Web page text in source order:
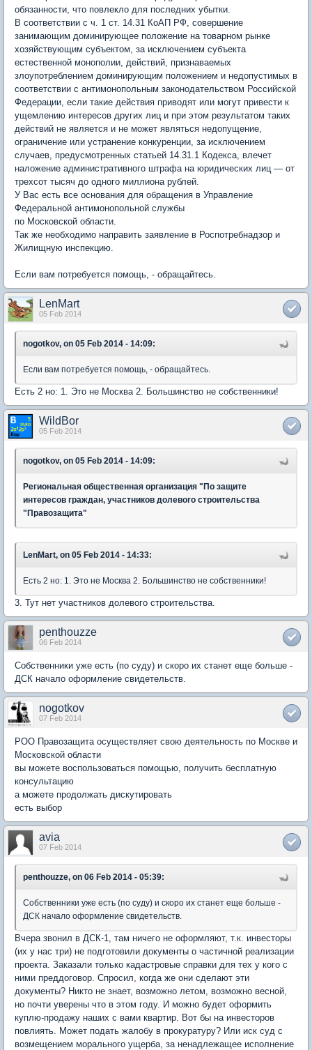
обязанности, что повлекло для последних убытки.
В соответствии с ч. 1 ст. 14.31 КоАП РФ, совершение
занимающим доминирующее положение на товарном рынке
хозяйствующим субъектом, за исключением субъекта
естественной монополии, действий, признаваемых
злоупотреблением доминирующим положением и недопустимых в
соответствии с антимонопольным законодательством Российской
Федерации, если такие действия приводят или могут привести к
ущемлению интересов других лиц и при этом результатом таких
действий не является и не может являться недопущение,
ограничение или устранение конкуренции, за исключением
случаев, предусмотренных статьей 14.31.1 Кодекса, влечет
наложение административного штрафа на юридических лиц — от
трехсот тысяч до одного миллиона рублей.
У Вас есть все основания для обращения в Управление
Федеральной антимонопольной службы
по Московской области.
Так же необходимо направить заявление в Роспотребнадзор и
Жилищную инспекцию.
Если вам потребуется помощь, - обращайтесь.
LenMart
05 Feb 2014
nogotkov, on 05 Feb 2014 - 14:09:
Если вам потребуется помощь, - обращайтесь.
Есть 2 но: 1. Это не Москва 2. Большинство не собственники!
WildBor
05 Feb 2014
nogotkov, on 05 Feb 2014 - 14:09:
Региональная общественная организация "По защите
интересов граждан, участников долевого строительства
"Правозащита"
LenMart, on 05 Feb 2014 - 14:33:
Есть 2 но: 1. Это не Москва 2. Большинство не собственники!
3. Тут нет участников долевого строительства.
penthouzze
06 Feb 2014
Собственники уже есть (по суду) и скоро их станет еще больше -
ДСК начало оформление свидетельств.
nogotkov
07 Feb 2014
РОО Правозащита осуществляет свою деятельность по Москве и
Московской области
вы можете воспользоваться помощью, получить бесплатную
консультацию
а можете продолжать дискутировать
есть выбор
avia
07 Feb 2014
penthouzze, on 06 Feb 2014 - 05:39:
Собственники уже есть (по суду) и скоро их станет еще больше -
ДСК начало оформление свидетельств.
Вчера звонил в ДСК-1, там ничего не оформляют, т.к. инвесторы
(их у нас три) не подготовили документы о частичной реализации
проекта. Заказали только кадастровые справки для тех у кого с
ними преддоговор. Спросил, когда же они сделают эти
документы? Никто не знает, возможно летом, возможно весной,
но почти уверены что в этом году. И можно будет оформить
куплю-продажу наших с вами квартир. Вот бы на инвесторов
повлиять. Может подать жалобу в прокуратуру? Или иск суд с
возмещением морального ущерба, за ненадлежащее исполнение